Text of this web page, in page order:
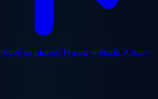
todos os planos, tempo limitado. A partir